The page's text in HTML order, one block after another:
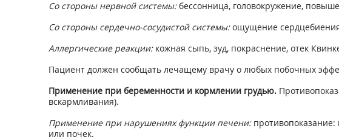
Со стороны нервной системы:бессонница, головокружение,
Со стороны сердечно-сосудистой системы:ощущение
Аллергические реакции: кожная сыпь, зуд, покраснение, отек
Пациент должен сообщать лечащему врачу о любых побочных
Применение при беременности и кормлении грудью.
вскармливания).
Применение при нарушениях функции печени:противопоказание:
или почек.